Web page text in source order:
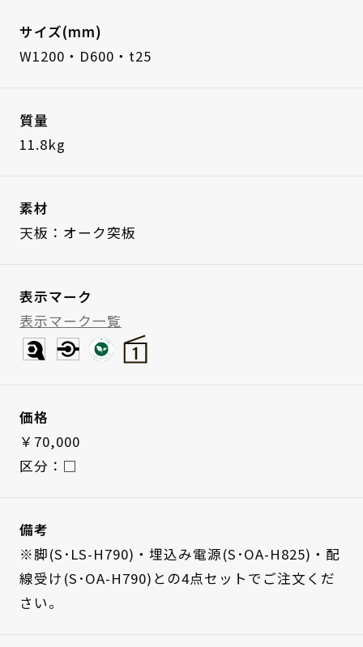
サイズ(mm)
W1200・D600・t25
質量
11.8kg
素材
天板：オーク突板
表示マーク
表示マーク一覧
価格
￥70,000
区分：□
備考
※脚(S･LS-H790)・埋込み電源(S･OA-H825)・配
線受け(S･OA-H790)との4点セットでご注文くだ
さい。